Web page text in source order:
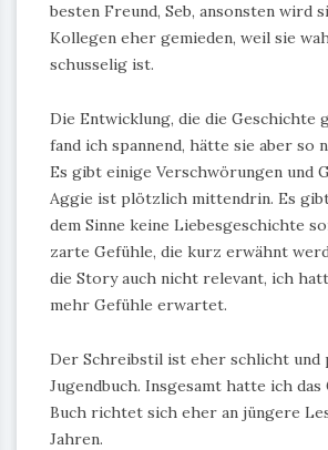
besten Freund, Seb, ansonsten wird
Kollegen eher gemieden, weil sie
schusselig ist.
Die Entwicklung, die die Geschichte
fand ich spannend, hätte sie aber so
Es gibt einige Verschwörungen und
Aggie ist plötzlich mittendrin. Es
dem Sinne keine Liebesgeschichte
zarte Gefühle, die kurz erwähnt
die Story auch nicht relevant, ich
mehr Gefühle erwartet.
Der Schreibstil ist eher schlicht und
Jugendbuch. Insgesamt hatte ich das
Buch richtet sich eher an jüngere
Jahren.